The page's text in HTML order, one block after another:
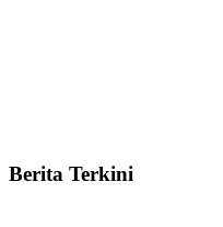
Berita Terkini